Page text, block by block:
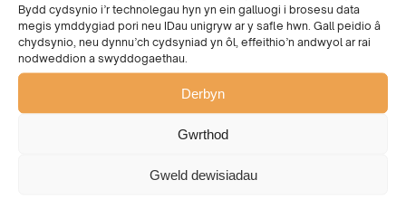
Bydd cydsynio i’r technolegau hyn yn ein galluogi i brosesu data
megis ymddygiad pori neu IDau unigryw ar y safle hwn. Gall peidio â
chydsynio, neu dynnu’ch cydsyniad yn ôl, effeithio’n andwyol ar rai
nodweddion a swyddogaethau.
Derbyn
Gwrthod
Gweld dewisiadau
hyrwyddo ein hymgyrch Glanhau Gwanwyn Cymru a
Baw Cŵn yn fyw ar yr awyr ar raglen Owen Money.
‘Money for Nothing’.